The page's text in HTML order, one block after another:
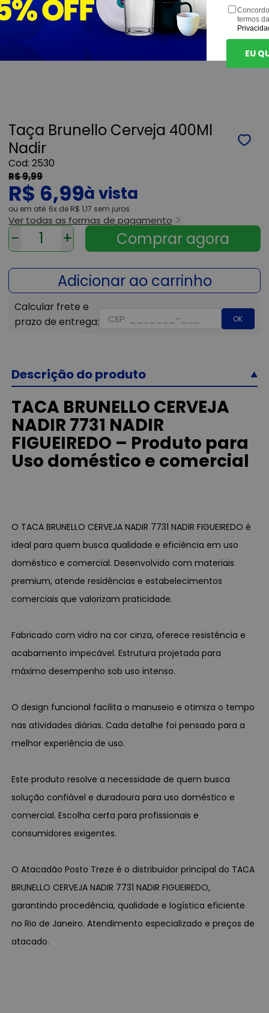
Taça Brunello Cerveja 400Ml
Nadir
2530
R$ 9,99
R$ 6,99
ou 6x de R$ 1,17 sem juros
Ver todas as formas de pagamento
- +
OK
Descrição do produto
TACA BRUNELLO CERVEJA
NADIR 7731 NADIR
FIGUEIREDO – Produto para
Uso doméstico e comercial
O TACA BRUNELLO CERVEJA NADIR 7731 NADIR FIGUEIREDO é
ideal para quem busca qualidade e eficiência em uso
doméstico e comercial. Desenvolvido com materiais
premium, atende residências e estabelecimentos
comerciais que valorizam praticidade.
Fabricado com vidro na cor cinza, oferece resistência e
acabamento impecável. Estrutura projetada para
máximo desempenho sob uso intenso.
O design funcional facilita o manuseio e otimiza o tempo
nas atividades diárias. Cada detalhe foi pensado para a
melhor experiência de uso.
Este produto resolve a necessidade de quem busca
solução confiável e duradoura para uso doméstico e
comercial. Escolha certa para profissionais e
consumidores exigentes.
O Atacadão Posto Treze é o distribuidor principal do TACA
BRUNELLO CERVEJA NADIR 7731 NADIR FIGUEIREDO,
garantindo procedência, qualidade e logística eficiente
no Rio de Janeiro. Atendimento especializado e preços de
atacado.
termos
EU